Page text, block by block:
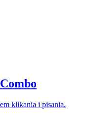
klikania i pisania.